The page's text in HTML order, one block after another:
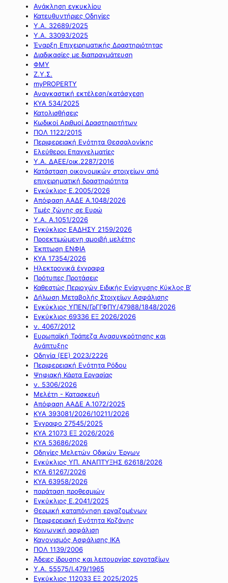
Ανάκληση εγκυκλίου
Κατευθυντήριες Οδηγίες
Υ.Α. 32689/2025
Υ.Α. 33093/2025
Έναρξη Επιχειρηματικής Δραστηριότητας
Διαδικασίες με διαπραγμάτευση
ΦΜΥ
Ζ.Υ.Σ.
myPROPERTY
Αναγκαστική εκτέλεση/κατάσχεση
ΚΥΑ 534/2025
Κατολισθήσεις
Κωδικοί Αριθμοί Δραστηριοτήτων
ΠΟΛ 1122/2015
Περιφερειακή Ενότητα Θεσσαλονίκης
Ελεύθεροι Επαγγελματίες
Υ.Α. ΔΑΕΕ/οικ.2287/2016
Κατάσταση οικονομικών στοιχείων από
επιχειρηματική δραστηριότητα
Εγκύκλιος Ε.2005/2026
Απόφαση ΑΑΔΕ Α.1048/2026
Τιμές ζώνης σε Ευρώ
Υ.Α. Α.1051/2026
Εγκύκλιος ΕΑΔΗΣΥ 2159/2026
Προεκτιμώμενη αμοιβή μελέτης
Έκπτωση ΕΝΦΙΑ
ΚΥΑ 17354/2026
Ηλεκτρονικά έγγραφα
Πρότυπες Προτάσεις
Καθεστώς Περιοχών Ειδικής Ενίσχυσης Κύκλος Β’
Δήλωση Μεταβολής Στοιχείων Ασφάλισης
Εγκύκλιος ΥΠΕΝ/ΓρΓΓΦΠΥ/47988/1848/2026
Εγκύκλιος 69336 ΕΞ 2026/2026
ν. 4067/2012
Ευρωπαϊκή Τράπεζα Ανασυγκρότησης και
Ανάπτυξης
Οδηγία (ΕΕ) 2023/2226
Περιφερειακή Ενότητα Ρόδου
Ψηφιακή Κάρτα Εργασίας
ν. 5306/2026
Μελέτη - Κατασκευή
Απόφαση ΑΑΔΕ Α.1072/2025
ΚΥΑ 393081/2026/10211/2026
Έγγραφο 27545/2025
ΚΥΑ 21073 ΕΞ 2026/2026
ΚΥΑ 53686/2026
Οδηγίες Μελετών Οδικών Έργων
Εγκύκλιος ΥΠ. ΑΝΑΠΤΥΞΗΣ 62618/2026
ΚΥΑ 61267/2026
ΚΥΑ 63958/2026
παράταση προθεσμιών
Εγκύκλιος Ε.2041/2025
Θερμική καταπόνηση εργαζομένων
Περιφερειακή Ενότητα Κοζάνης
Κοινωνική ασφάλιση
Κανονισμός Ασφάλισης ΙΚΑ
ΠΟΛ 1139/2006
Άδειες ίδρυσης και λειτουργίας εργοταξίων
Υ.Α. 55575/Ι.479/1965
Εγκύκλιος 112033 ΕΞ 2025/2025